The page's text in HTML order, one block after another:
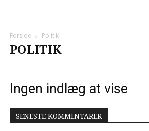
Forside Politik
POLITIK
Ingen indlæg at vise
SENESTE KOMMENTARER